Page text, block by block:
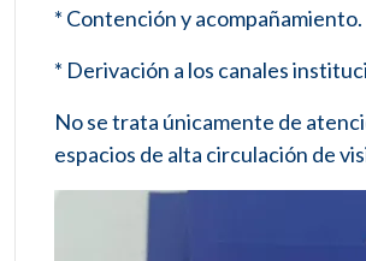
* Contención y acompañamiento.
* Derivación a los canales
No se trata únicamente de
espacios de alta circulación de